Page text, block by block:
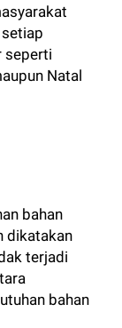
seperti
Natal
bahan
dikatakan
terjadi
bahan